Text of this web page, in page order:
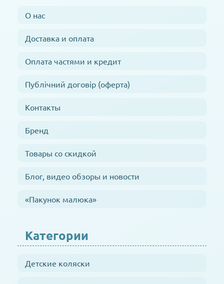
О нас
Доставка и оплата
Оплата частями и кредит
Публічний договір (оферта)
Контакты
Бренд
Товары со скидкой
Блог, видео обзоры и новости
«Пакунок малюка»
Категории
Детские коляски